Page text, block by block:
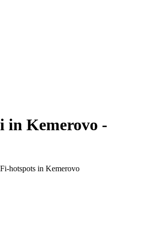
in Kemerovo -
hotspots in Kemerovo